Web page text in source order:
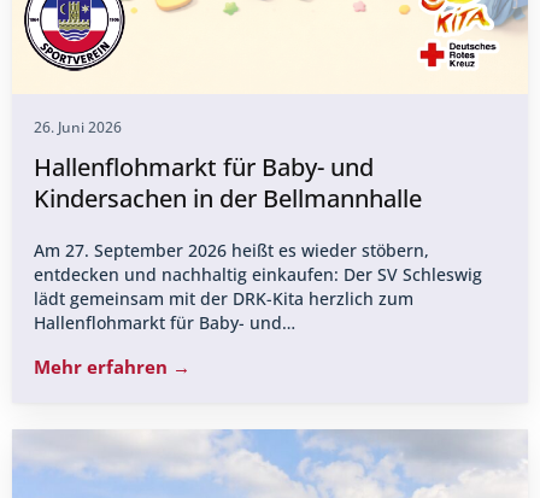
26. Juni 2026
Hallenflohmarkt für Baby- und
Kindersachen in der Bellmannhalle
Am 27. September 2026 heißt es wieder stöbern,
entdecken und nachhaltig einkaufen: Der SV Schleswig
lädt gemeinsam mit der DRK-Kita herzlich zum
Hallenflohmarkt für Baby- und…
Mehr erfahren →